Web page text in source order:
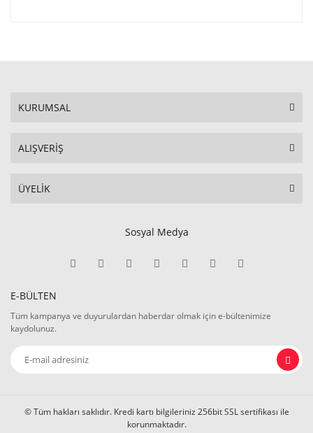
KURUMSAL
ALIŞVERİŞ
ÜYELİK
Sosyal Medya
E-BÜLTEN
Tüm kampanya ve duyurulardan haberdar olmak için e-bültenimize
kaydolunuz.
© Tüm hakları saklıdır. Kredi kartı bilgileriniz 256bit SSL sertifikası ile
korunmaktadır.